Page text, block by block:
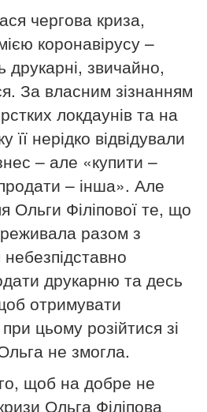
чергова криза,
коронавірусу –
друкарні, звичайно,
За власним зізнанням
локдаунів та на
її нерідко відвідували
– але «купити –
– інша». Але
Ольги Філіпової те, що
разом з
друкарню та десь
отримувати
при цьому розійтися зі
не змогла.
щоб на добре не
Ольга Філіпова